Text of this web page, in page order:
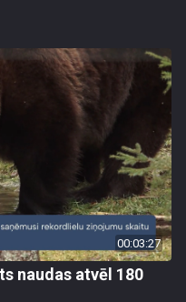
00:03:27
naudas atvēl 180